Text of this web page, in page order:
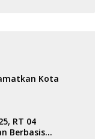
Kota
RT 04
Berbasis